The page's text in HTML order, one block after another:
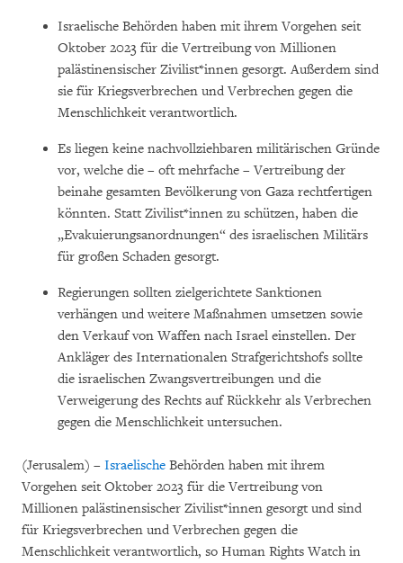
Israelische Behörden haben mit ihrem Vorgehen seit
Oktober 2023 für die Vertreibung von Millionen
palästinensischer Zivilist*innen gesorgt. Außerdem sind
sie für Kriegsverbrechen und Verbrechen gegen die
Menschlichkeit verantwortlich.
Es liegen keine nachvollziehbaren militärischen Gründe
vor, welche die – oft mehrfache – Vertreibung der
beinahe gesamten Bevölkerung von Gaza rechtfertigen
könnten. Statt Zivilist*innen zu schützen, haben die
„Evakuierungsanordnungen“ des israelischen Militärs
für großen Schaden gesorgt.
Regierungen sollten zielgerichtete Sanktionen
verhängen und weitere Maßnahmen umsetzen sowie
den Verkauf von Waffen nach Israel einstellen. Der
Ankläger des Internationalen Strafgerichtshofs sollte
die israelischen Zwangsvertreibungen und die
Verweigerung des Rechts auf Rückkehr als Verbrechen
gegen die Menschlichkeit untersuchen.
(Jerusalem) – Israelische Behörden haben mit ihrem
Vorgehen seit Oktober 2023 für die Vertreibung von
Millionen palästinensischer Zivilist*innen gesorgt und sind
für Kriegsverbrechen und Verbrechen gegen die
Menschlichkeit verantwortlich, so Human Rights Watch in